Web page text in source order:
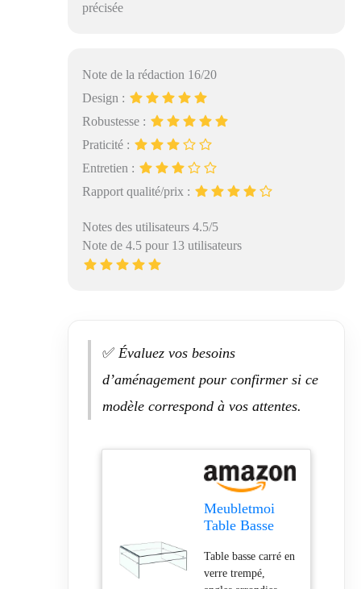
précisée
Note de la rédaction 16/20
Design :
Robustesse :
Praticité :
Entretien :
Rapport qualité/prix :
Notes des utilisateurs 4.5/5
Note de 4.5 pour 13 utilisateurs
✅ Évaluez vos besoins
d’aménagement pour confirmer si ce
modèle correspond à vos attentes.
Meubletmoi
Table Basse
Design carré
avec étagère
Table basse carré en
verre trempé,